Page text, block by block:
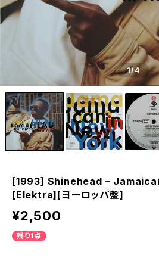
1/4
[1993] Shinehead –
[Elektra][ヨーロッパ盤]
¥2,500
残り1点